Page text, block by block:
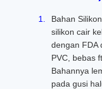
Bahan
silikon cair
dengan FDA
PVC, bebas
Bahannya
pada gusi